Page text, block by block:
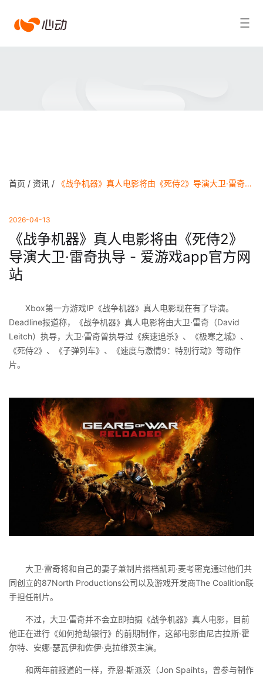
爱搜索结果
首页 / 资讯 / 《战争机器》真人电影将由《死侍2》导演大卫·雷奇执导 - 爱游戏app官方网站
2026-04-13
《战争机器》真人电影将由《死侍2》
导演大卫·雷奇执导 - 爱游戏app官方网
站
Xbox第一方游戏IP《战争机器》真人电影现在有了导演。
Deadline报道称，《战争机器》真人电影将由大卫·雷奇（David
Leitch）执导，大卫·雷奇曾执导过《疾速追杀》、《极寒之城》、
《死侍2》、《子弹列车》、《速度与激情9：特别行动》等动作
片。
大卫·雷奇将和自己的妻子兼制片搭档凯莉·麦考密克通过他们共
同创立的87North Productions公司以及游戏开发商The Coalition联
手担任制片。
不过，大卫·雷奇并不会立即拍摄《战争机器》真人电影，目前
他正在进行《如何抢劫银行》的前期制作，这部电影由尼古拉斯·霍
尔特、安娜·瑟瓦伊和佐伊·克拉维茨主演。
和两年前报道的一样，乔恩·斯派茨（Jon Spaihts，曾参与制作